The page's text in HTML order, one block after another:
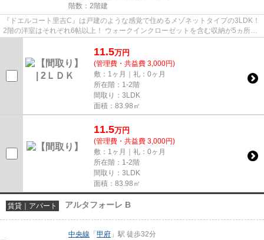
階数：2階建
『ドエルコート里吉C』は戸建のような感覚で住めるメゾネットタイプの3LDK！
2階の洋室はそれぞれ6帖以上！ ウォークインクローゼットを含む収納が5ヵ所と
11.5万円
(管理費・共益費 3,000円)
敷：1ヶ月｜礼：0ヶ月
所在階：1-2階
間取り：3LDK
面積：83.98㎡
11.5万円
(管理費・共益費 3,000円)
敷：1ヶ月｜礼：0ヶ月
所在階：1-2階
間取り：3LDK
面積：83.98㎡
賃貸｜アパート アルタフォーレ B
中央線 「 甲府 」駅 徒歩32分